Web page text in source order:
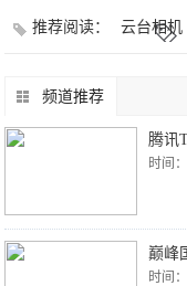
推荐阅读： 云台相机
频道推荐
腾讯
时间
巅峰
时间